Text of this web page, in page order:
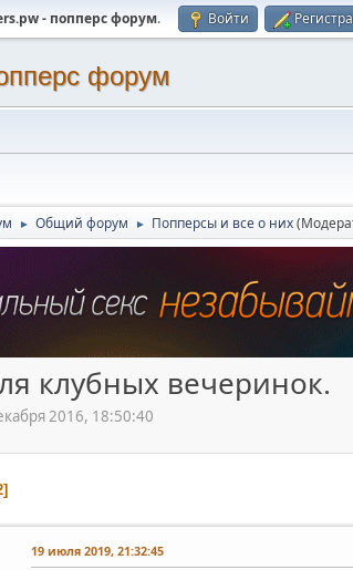
- попперс форум. Войти
форум
► Общий форум ► Попперсы и все о них
клубных вечеринок.
2016, 18:50:40
19 июля 2019, 21:32:45